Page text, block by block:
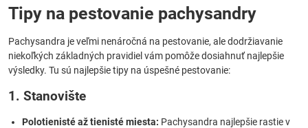
Tipy na pestovanie pachysandry
Pachysandra je veľmi nenáročná na pestovanie, ale dodržiavanie
niekoľkých základných pravidiel vám pomôže dosiahnuť najlepšie
výsledky. Tu sú najlepšie tipy na úspešné pestovanie:
1. Stanovište
Polotienisté až tienisté miesta: Pachysandra najlepšie rastie v